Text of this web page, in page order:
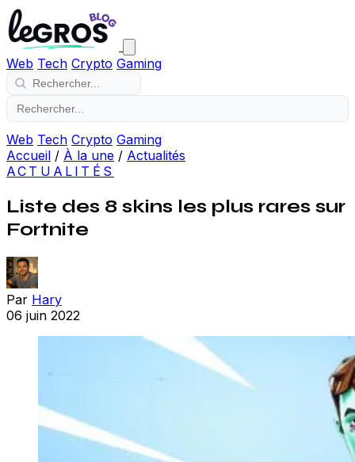
Web Tech Crypto Gaming
Web Tech Crypto Gaming
Accueil / À la une / Actualités
ACTUALITÉS
Liste des 8 skins les plus rares sur
Fortnite
Par Hary
06 juin 2022